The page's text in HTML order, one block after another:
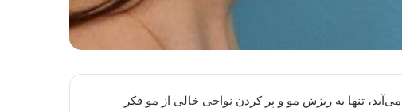
تنها به ریزش مو و پر کردن نواحی خالی از مو فکر